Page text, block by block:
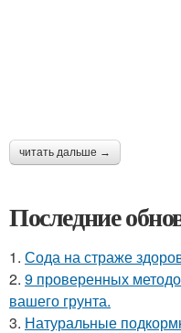
читать дальше →
Последние
1. Сода на страже
2. 9 проверенных
вашего грунта.
3. Натуральные